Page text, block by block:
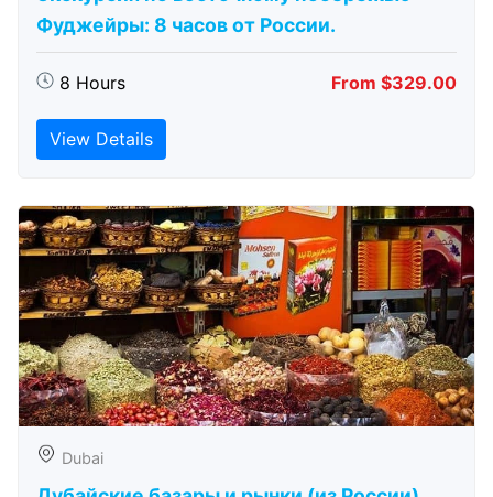
Фуджейры: 8 часов от России.
8 Hours From $329.00
View Details
Dubai